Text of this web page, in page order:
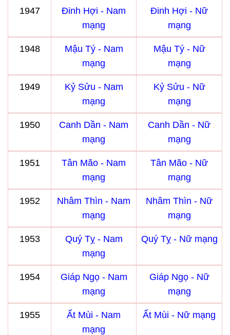
1947
Đinh Hợi - Nam
mạng
Đinh Hợi - Nữ
mạng
1948
Mậu Tý - Nam
mạng
Mậu Tý - Nữ
mạng
1949
Kỷ Sửu - Nam
mạng
Kỷ Sửu - Nữ
mạng
1950
Canh Dần - Nam
mạng
Canh Dần - Nữ
mạng
1951
Tân Mão - Nam
mạng
Tân Mão - Nữ
mạng
1952
Nhâm Thìn - Nam
mạng
Nhâm Thìn - Nữ
mạng
1953
Quý Tỵ - Nam
mạng
Quý Tỵ - Nữ mạng
1954
Giáp Ngọ - Nam
mạng
Giáp Ngọ - Nữ
mạng
1955
Ất Mùi - Nam
mạng
Ất Mùi - Nữ mạng